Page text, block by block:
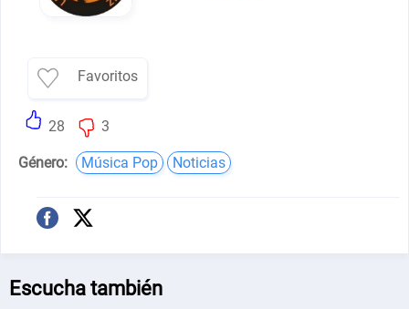
Favoritos
28 3
Género: Música Pop Noticias
Escucha también